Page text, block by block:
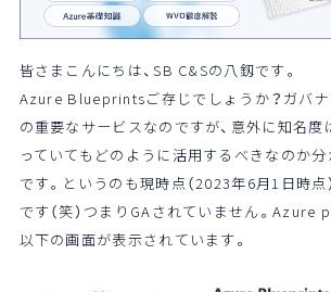
皆さまこんにちは、SB C&Sの八釼です。
Azure Blueprintsご存じでしょうか？ガバ
の重要なサービスなのですが、意外に知名度
っていてもどのように活用するべきなのか
です。というのも現時点（2023年6月1日時点
です（笑）つまりGAされていません。Azure
以下の画面が表示されています。